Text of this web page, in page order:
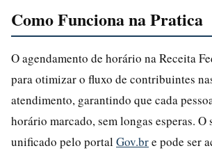
Como Funciona na Pratica
O agendamento de horário na Receita
para otimizar o fluxo de contribuintes
atendimento, garantindo que cada
horário marcado, sem longas esperas. O
unificado pelo portal Gov.bre pode ser